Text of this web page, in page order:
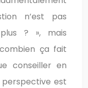
n’est pas
? », mais
ça fait
conseiller en
est